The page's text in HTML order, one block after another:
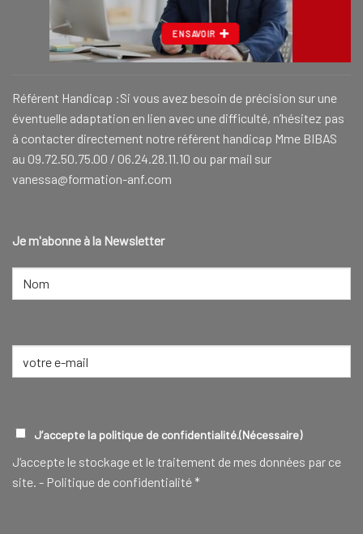
EN SAVOIR
Référent Handicap :Si vous avez besoin de précision sur une
éventuelle adaptation en lien avec une difficulté, n’hésitez pas
à contacter directement notre référent handicap Mme BIBAS
au 09.72.50.75.00 / 06.24.28.11.10 ou par mail sur
vanessa@formation-anf.com
Je m'abonne à la Newsletter
NOM
RGPD(NÉCESSAIRE)
J’accepte la politique de confidentialité.(Nécessaire)
J‘accepte le stockage et le traitement de mes données par ce
site. - Politique de confidentialité*